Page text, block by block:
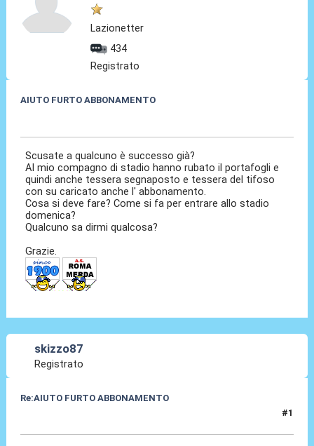
Lazionetter
434
Registrato
AIUTO FURTO ABBONAMENTO
Scusate a qualcuno è successo già?
Al mio compagno di stadio hanno rubato il portafogli e
quindi anche tessera segnaposto e tessera del tifoso
con su caricato anche l' abbonamento.
Cosa si deve fare? Come si fa per entrare allo stadio
domenica?
Qualcuno sa dirmi qualcosa?
Grazie.
skizzo87
Registrato
Re:AIUTO FURTO ABBONAMENTO
#1